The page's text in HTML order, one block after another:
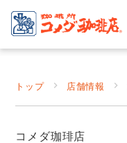
トップ 店舗情報
コメダ珈琲店